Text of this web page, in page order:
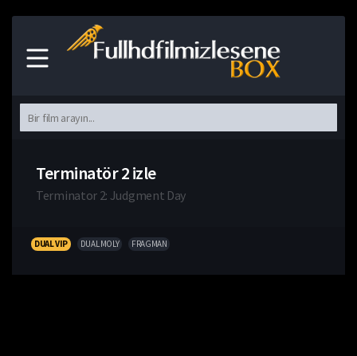
Terminatör 2 izle
Terminator 2: Judgment Day
DUAL VIP DUAL MOLY FRAGMAN